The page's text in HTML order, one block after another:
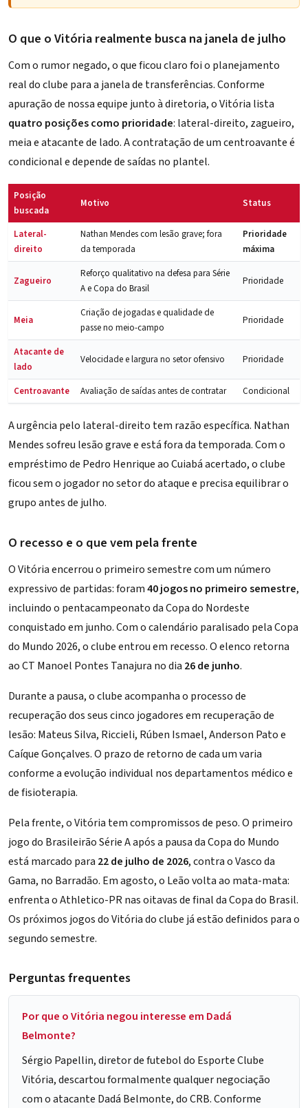
O que o Vitória realmente busca na janela de julho
Com o rumor negado, o que ficou claro foi o planejamento
real do clube para a janela de transferências. Conforme
apuração de nossa equipe junto à diretoria, o Vitória lista
quatro posições como prioridade: lateral-direito, zagueiro,
meia e atacante de lado. A contratação de um centroavante é
condicional e depende de saídas no plantel.
Posição
buscada
Motivo Status
Lateral-
direito
Nathan Mendes com lesão grave; fora
da temporada
Prioridade
máxima
Zagueiro
Reforço qualitativo na defesa para Série
A e Copa do Brasil
Prioridade
Meia
Criação de jogadas e qualidade de
passe no meio-campo
Prioridade
Atacante de
lado
Velocidade e largura no setor ofensivo Prioridade
Centroavante Avaliação de saídas antes de contratar Condicional
A urgência pelo lateral-direito tem razão específica. Nathan
Mendes sofreu lesão grave e está fora da temporada. Com o
empréstimo de Pedro Henrique ao Cuiabáacertado, o clube
ficou sem o jogador no setor do ataque e precisa equilibrar o
grupo antes de julho.
O recesso e o que vem pela frente
O Vitória encerrou o primeiro semestre com um número
expressivo de partidas: foram40 jogos no primeiro semestre,
incluindo o pentacampeonato da Copa do Nordeste
conquistado em junho. Com o calendário paralisado pela Copa
do Mundo 2026, o clube entrou em recesso. O elenco retorna
ao CT Manoel Pontes Tanajura no dia 26 de junho.
Durante a pausa, o clube acompanha o processo de
recuperação dos seuscinco jogadores em recuperação de
lesão: Mateus Silva, Riccieli, Rúben Ismael, Anderson Pato e
Caíque Gonçalves. O prazo de retorno de cada um varia
conforme a evolução individual nos departamentos médico e
de fisioterapia.
Pela frente, o Vitória tem compromissos de peso. O primeiro
jogo do Brasileirão Série A após a pausa da Copa do Mundo
está marcado para 22 de julho de 2026, contra o Vasco da
Gama, no Barradão. Em agosto, o Leão volta ao mata-mata:
enfrenta o Athletico-PR nas oitavas de final da Copa do Brasil.
Os próximos jogos do Vitóriado clube já estão definidos para o
segundo semestre.
Perguntas frequentes
Por que o Vitória negou interesse em Dadá
Belmonte?
Sérgio Papellin, diretor de futebol do Esporte Clube
Vitória, descartou formalmente qualquer negociação
com o atacante Dadá Belmonte, do CRB. Conforme